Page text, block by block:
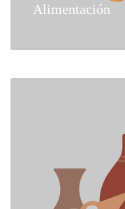
Alimentación